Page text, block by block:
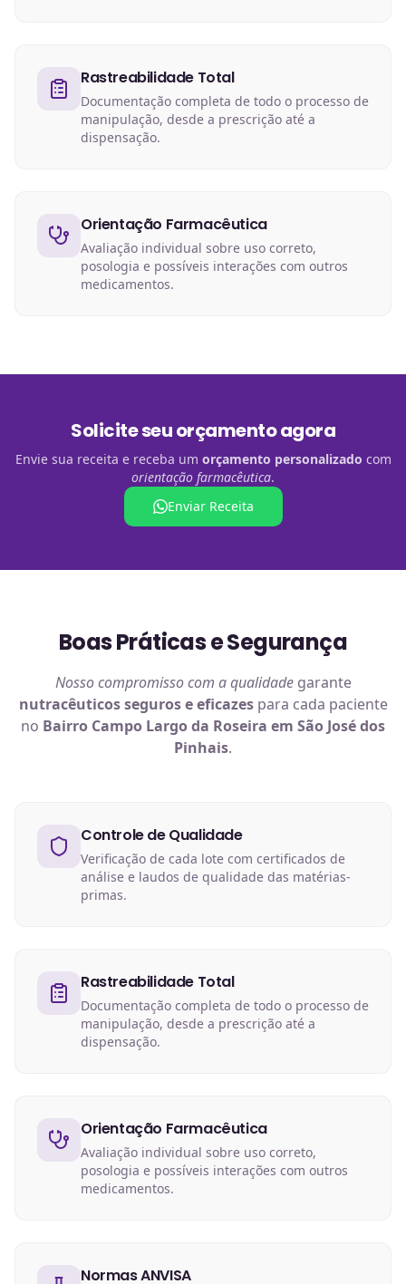
Rastreabilidade Total
Documentação completa de todo o processo de
manipulação, desde a prescrição até a
dispensação.
Orientação Farmacêutica
Avaliação individual sobre uso correto,
posologia e possíveis interações com outros
medicamentos.
Solicite seu orçamento agora
Envie sua receita e receba um orçamento personalizado com
orientação farmacêutica.
Enviar Receita
Boas Práticas e Segurança
Nosso compromisso com a qualidadegarante
nutracêuticosseguros e eficazespara cada paciente
no Bairro Campo Largo da Roseira em São José dos
Pinhais.
Controle de Qualidade
Verificação de cada lote com certificados de
análise e laudos de qualidade das matérias-
primas.
Rastreabilidade Total
Documentação completa de todo o processo de
manipulação, desde a prescrição até a
dispensação.
Orientação Farmacêutica
Avaliação individual sobre uso correto,
posologia e possíveis interações com outros
medicamentos.
Normas ANVISA